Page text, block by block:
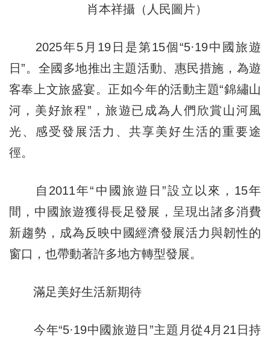
肖本祥攝（人民圖片）
2025年5月19日是第15個“5·19中國旅遊
日”。全國多地推出主題活動、惠民措施，為遊
客奉上文旅盛宴。正如今年的活動主題“錦繡山
河，美好旅程”，旅遊已成為人們欣賞山河風
光、感受發展活力、共享美好生活的重要途
徑。
自2011年“中國旅遊日”設立以來，15年
間，中國旅遊獲得長足發展，呈現出諸多消費
新趨勢，成為反映中國經濟發展活力與韌性的
窗口，也帶動著許多地方轉型發展。
滿足美好生活新期待
今年“5·19中國旅遊日”主題月從4月21日持